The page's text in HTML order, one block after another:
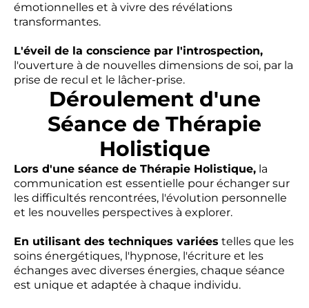
émotionnelles et à vivre des révélations
transformantes.
L'éveil de la conscience par l'introspection,
l'ouverture à de nouvelles dimensions de soi, par la
prise de recul et le lâcher-prise.
Déroulement d'une
Séance de Thérapie
Holistique
Lors d'une séance de Thérapie Holistique, la
communication est essentielle pour échanger sur
les difficultés rencontrées, l'évolution personnelle
et les nouvelles perspectives à explorer.
En utilisant des techniques variées telles que les
soins énergétiques, l'hypnose, l'écriture et les
échanges avec diverses énergies, chaque séance
est unique et adaptée à chaque individu.